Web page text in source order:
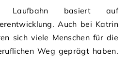
Laufbahn basiert auf
Auch bei Katrin
sich viele Menschen für die
Weg geprägt haben.